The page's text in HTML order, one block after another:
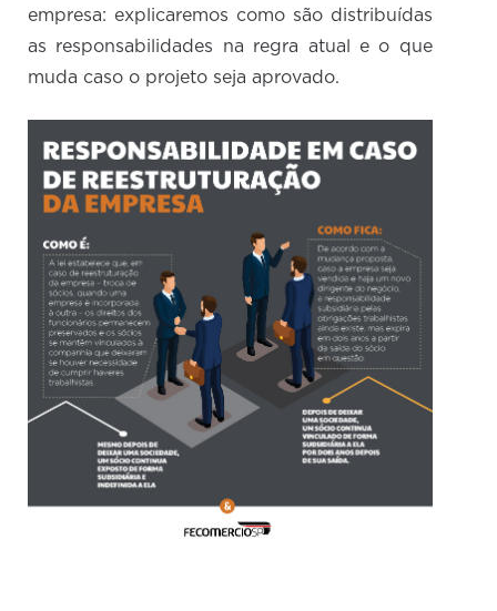
empresa: explicaremos como são distribuídas
as responsabilidades na regra atual e o que
muda caso o projeto seja aprovado.